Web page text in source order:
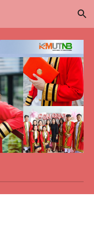
Skip to navigation